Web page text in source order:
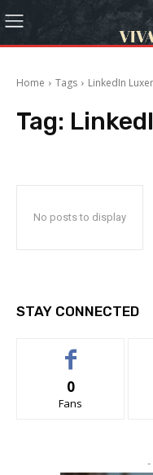
Home Tags LinkedIn
Tag:
No posts to display
STAY CONNECTED
0
Fans
-